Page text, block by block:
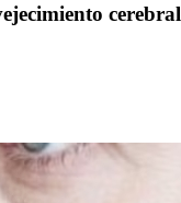
cerebral